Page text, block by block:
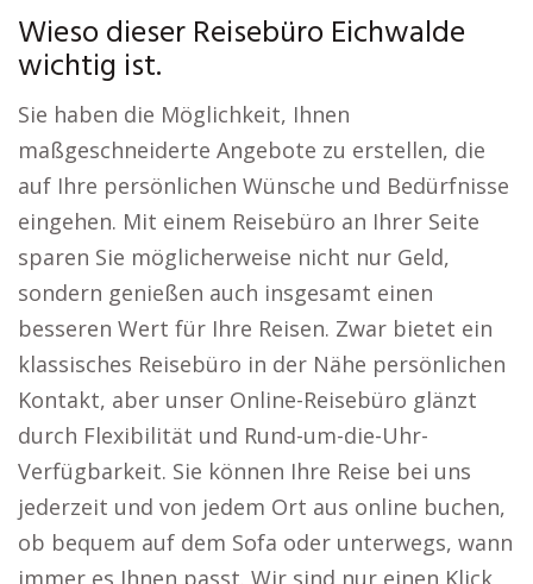
Wieso dieser Reisebüro Eichwalde
wichtig ist.
Sie haben die Möglichkeit, Ihnen
maßgeschneiderte Angebote zu erstellen, die
auf Ihre persönlichen Wünsche und Bedürfnisse
eingehen. Mit einem Reisebüro an Ihrer Seite
sparen Sie möglicherweise nicht nur Geld,
sondern genießen auch insgesamt einen
besseren Wert für Ihre Reisen. Zwar bietet ein
klassisches Reisebüro in der Nähe persönlichen
Kontakt, aber unser Online-Reisebüro glänzt
durch Flexibilität und Rund-um-die-Uhr-
Verfügbarkeit. Sie können Ihre Reise bei uns
jederzeit und von jedem Ort aus online buchen,
ob bequem auf dem Sofa oder unterwegs, wann
immer es Ihnen passt. Wir sind nur einen Klick